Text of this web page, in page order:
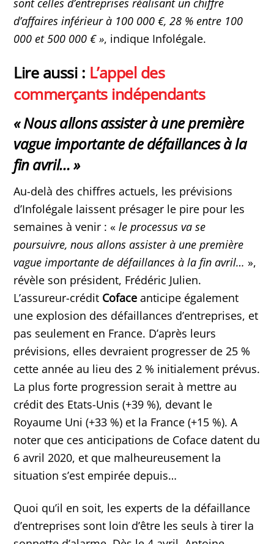
sont celles d’entreprises réalisant un chiffre
d’affaires inférieur à 100 000 €, 28 % entre 100
000 et 500 000 € », indique Infolégale.
Lire aussi : L’appel des
commerçants indépendants
« Nous allons assister à une première
vagueimportantede défaillances à la
fin avril… »
Au-delà des chiffres actuels, les prévisions
d’Infolégale laissent présager le pire pour les
semaines à venir : «le processus va se
poursuivre, nous allons assister à une première
vagueimportante de défaillances à la fin avril… »,
révèle son président, Frédéric Julien.
L’assureur-crédit Cofaceanticipe également
une explosion des défaillances d’entreprises, et
pas seulement en France. D’après leurs
prévisions, elles devraient progresser de 25 %
cette année au lieu des 2 % initialement prévus.
La plus forte progression serait à mettre au
crédit des Etats-Unis (+39 %), devant le
Royaume Uni (+33 %) et la France (+15 %). A
noter que ces anticipations de Coface datent du
6 avril 2020, et que malheureusement la
situation s’est empirée depuis…
Quoi qu’il en soit, les experts de la défaillance
d’entreprises sont loin d’être les seuls à tirer la